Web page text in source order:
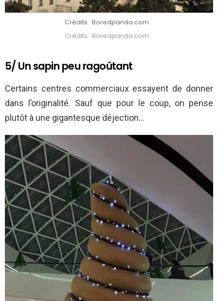
Crédits : Boredpanda.com
Crédits : Boredpanda.com
5/ Un sapin peu ragoûtant
Certains centres commerciaux essayent de donner
dans l’originalité. Sauf que pour le coup, on pense
plutôt à une gigantesque déjection…